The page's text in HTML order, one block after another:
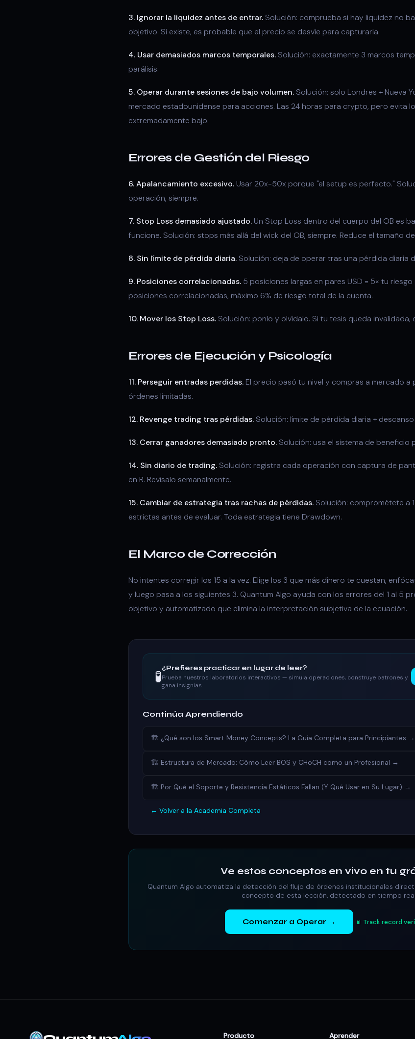
3. Ignorar la liquidez antes de entrar. Solución: comprueba si hay liquidez no
objetivo. Si existe, es probable que el precio se desvíe para capturarla.
4. Usar demasiados marcos temporales. Solución: exactamente 3 marcos
parálisis.
5. Operar durante sesiones de bajo volumen. Solución: solo Londres + Nueva
mercado estadounidense para acciones. Las 24 horas para crypto, pero evita
extremadamente bajo.
Errores de Gestión del Riesgo
6. Apalancamiento excesivo.Usar 20x-50x porque "el setup es perfecto."
operación, siempre.
7. Stop Loss demasiado ajustado.Un Stop Loss dentro del cuerpo del OB es
funcione. Solución: stops más allá del wick del OB, siempre. Reduce el tamaño
8. Sin límite de pérdida diaria. Solución: deja de operar tras una pérdida diaria
9. Posiciones correlacionadas. 5 posiciones largas en pares USD = 5× tu
posiciones correlacionadas, máximo 6% de riesgo total de la cuenta.
10. Mover los Stop Loss. Solución: ponlo y olvídalo. Si tu tesis queda invalidada,
Errores de Ejecución y Psicología
11. Perseguir entradas perdidas.El precio pasó tu nivel y compras a mercado a
órdenes limitadas.
12. Revenge trading tras pérdidas. Solución: límite de pérdida diaria +
13. Cerrar ganadores demasiado pronto. Solución: usa el sistema de beneficio
14. Sin diario de trading. Solución: registra cada operación con captura de
en R. Revísalo semanalmente.
15. Cambiar de estrategia tras rachas de pérdidas. Solución: comprométete a
estrictas antes de evaluar. Toda estrategia tiene Drawdown.
El Marco de Corrección
No intentes corregir los 15 a la vez. Elige los 3 que más dinero te cuestan,
y luego pasa a los siguientes 3. Quantum Algo ayuda con los errores del 1 al 5
objetivo y automatizado que elimina la interpretación subjetiva de la ecuación.
🧪¿Prefieres practicar en lugar de leer?
Prueba nuestros laboratorios interactivos — simula operaciones, construye patrones y
gana insignias.
Continúa Aprendiendo
🏗️ ¿Qué son los Smart Money Concepts? La Guía Completa para Principiantes →
🏗️ Estructura de Mercado: Cómo Leer BOS y CHoCH como un Profesional →
🏗️ Por Qué el Soporte y Resistencia Estáticos Fallan (Y Qué Usar en Su Lugar) →
← Volver a la Academia Completa
Ve estos conceptos en vivo en tu
Quantum Algo automatiza la detección del flujo de órdenes institucionales
concepto de esta lección, detectado en tiempo
Comenzar a Operar → 📊 Track record
Producto Aprender